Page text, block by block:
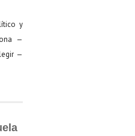
y
—
—